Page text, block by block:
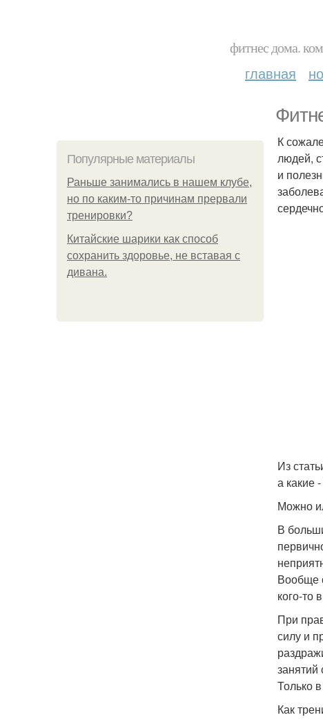
фитнес дома.
главная
Популярные материалы
Раньше занимались в нашем клубе,
но по каким-то причинам прервали
тренировки?
Китайские шарики как способ
сохранить здоровье, не вставая с
дивана.
К
людей,
и
Из
а какие
Можно
В
Вообще
кого-то
При
силу и
занятий
Только
Как